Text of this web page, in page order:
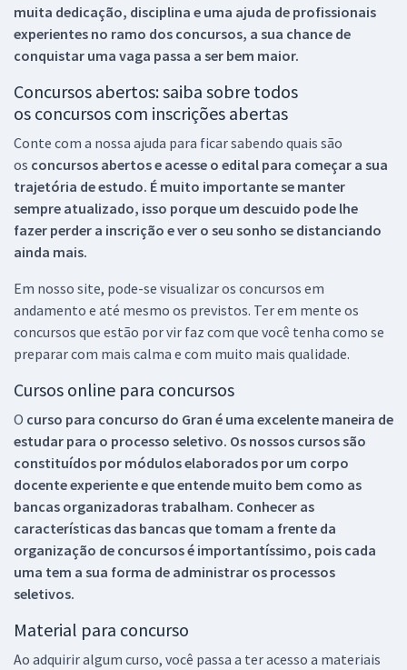
muita dedicação, disciplina e uma ajuda de profissionais
experientes no ramo dos concursos, a sua chance de
conquistar uma vaga passa a ser bem maior.
Concursos abertos: saiba sobre todos
os concursos com inscrições abertas
Conte com a nossa ajuda para ficar sabendo quais são
os concursos abertos e acesse o edital para começar a sua
trajetória de estudo. É muito importante se manter
sempre atualizado, isso porque um descuido pode lhe
fazer perder a inscrição e ver o seu sonho se distanciando
ainda mais.
Em nosso site, pode-se visualizar os concursos em
andamento e até mesmo os previstos. Ter em mente os
concursos que estão por vir faz com que você tenha como se
preparar com mais calma e com muito mais qualidade.
Cursos online para concursos
O curso para concurso do Gran é uma excelente maneira de
estudar para o processo seletivo. Os nossos cursos são
constituídos por módulos elaborados por um corpo
docente experiente e que entende muito bem como as
bancas organizadoras trabalham. Conhecer as
características das bancas que tomam a frente da
organização de concursos é importantíssimo, pois cada
uma tem a sua forma de administrar os processos
seletivos.
Material para concurso
Ao adquirir algum curso, você passa a ter acesso a materiais